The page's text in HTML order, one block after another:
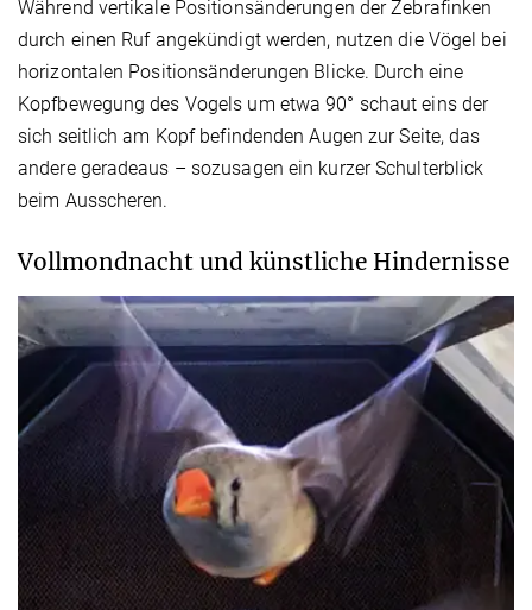
Während vertikale Positionsänderungen der Zebrafinken
durch einen Ruf angekündigt werden, nutzen die Vögel bei
horizontalen Positionsänderungen Blicke. Durch eine
Kopfbewegung des Vogels um etwa 90° schaut eins der
sich seitlich am Kopf befindenden Augen zur Seite, das
andere geradeaus – sozusagen ein kurzer Schulterblick
beim Ausscheren.
Vollmondnacht und künstliche Hindernisse